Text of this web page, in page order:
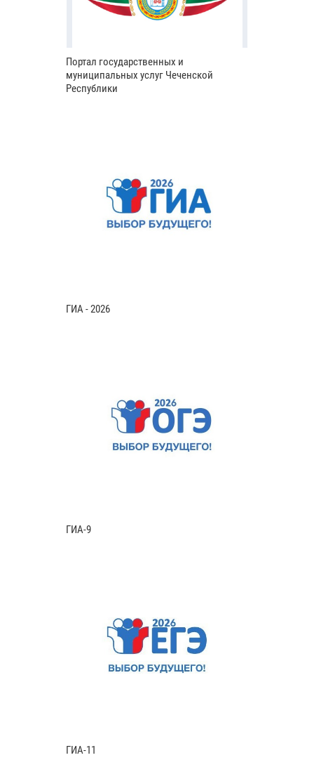
Портал государственных и
муниципальных услуг Чеченской
Республики
ГИА - 2026
ГИА-9
ГИА-11